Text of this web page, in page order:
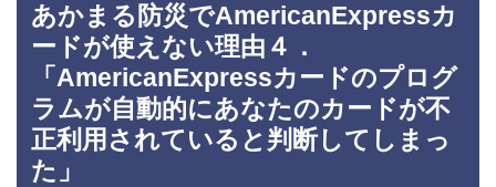
あかまる防災でAmericanExpressカ
ードが使えない理由４．
「AmericanExpressカードのプログ
ラムが自動的にあなたのカードが不
正利用されていると判断してしまっ
た」